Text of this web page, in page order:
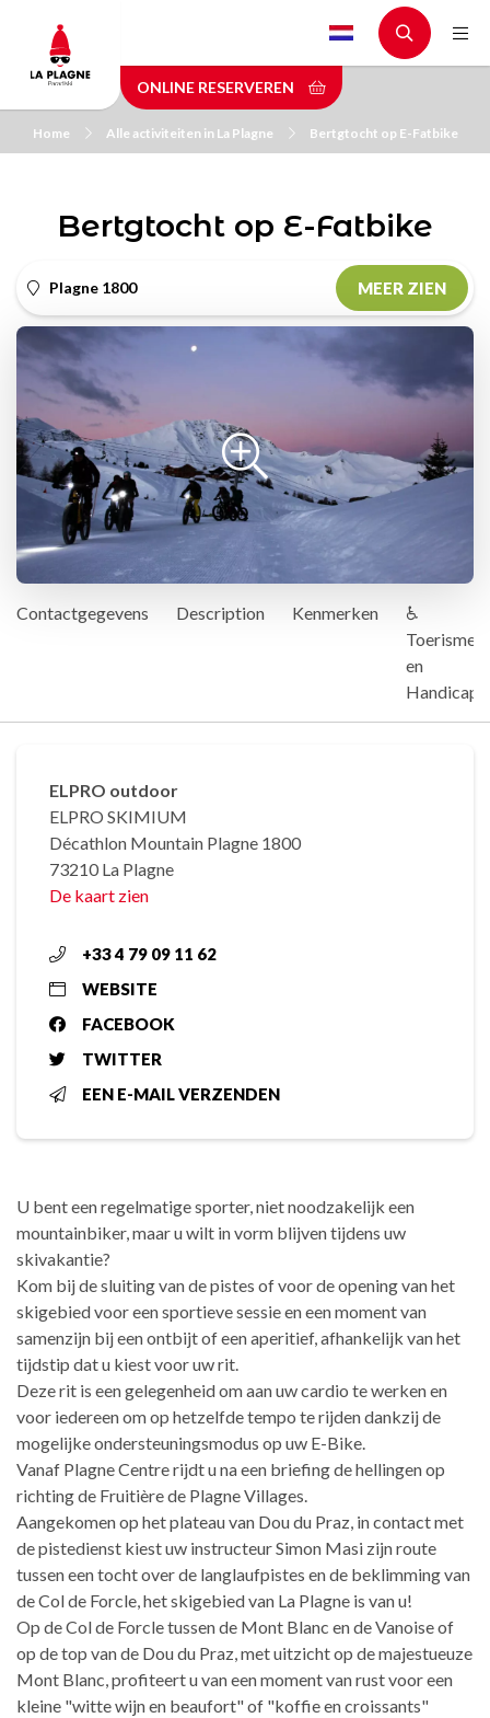
main
content
ONLINE RESERVEREN
Home Alle activiteiten in La Plagne Bertgtocht op E-Fatbike
Bertgtocht op E-Fatbike
Plagne 1800 MEER ZIEN
Contactgegevens Description Kenmerken
♿
Toerisme
en
Handicap
ELPRO outdoor
ELPRO SKIMIUM
Décathlon Mountain Plagne 1800
73210 La Plagne
De kaart zien
+33 4 79 09 11 62
WEBSITE
FACEBOOK
TWITTER
EEN E-MAIL VERZENDEN
U bent een regelmatige sporter, niet noodzakelijk een
mountainbiker, maar u wilt in vorm blijven tijdens uw
skivakantie?
Kom bij de sluiting van de pistes of voor de opening van het
skigebied voor een sportieve sessie en een moment van
samenzijn bij een ontbijt of een aperitief, afhankelijk van het
tijdstip dat u kiest voor uw rit.
Deze rit is een gelegenheid om aan uw cardio te werken en
voor iedereen om op hetzelfde tempo te rijden dankzij de
mogelijke ondersteuningsmodus op uw E-Bike.
Vanaf Plagne Centre rijdt u na een briefing de hellingen op
richting de Fruitière de Plagne Villages.
Aangekomen op het plateau van Dou du Praz, in contact met
de pistedienst kiest uw instructeur Simon Masi zijn route
tussen een tocht over de langlaufpistes en de beklimming van
de Col de Forcle, het skigebied van La Plagne is van u!
Op de Col de Forcle tussen de Mont Blanc en de Vanoise of
op de top van de Dou du Praz, met uitzicht op de majestueuze
Mont Blanc, profiteert u van een moment van rust voor een
kleine "witte wijn en beaufort" of "koffie en croissants"